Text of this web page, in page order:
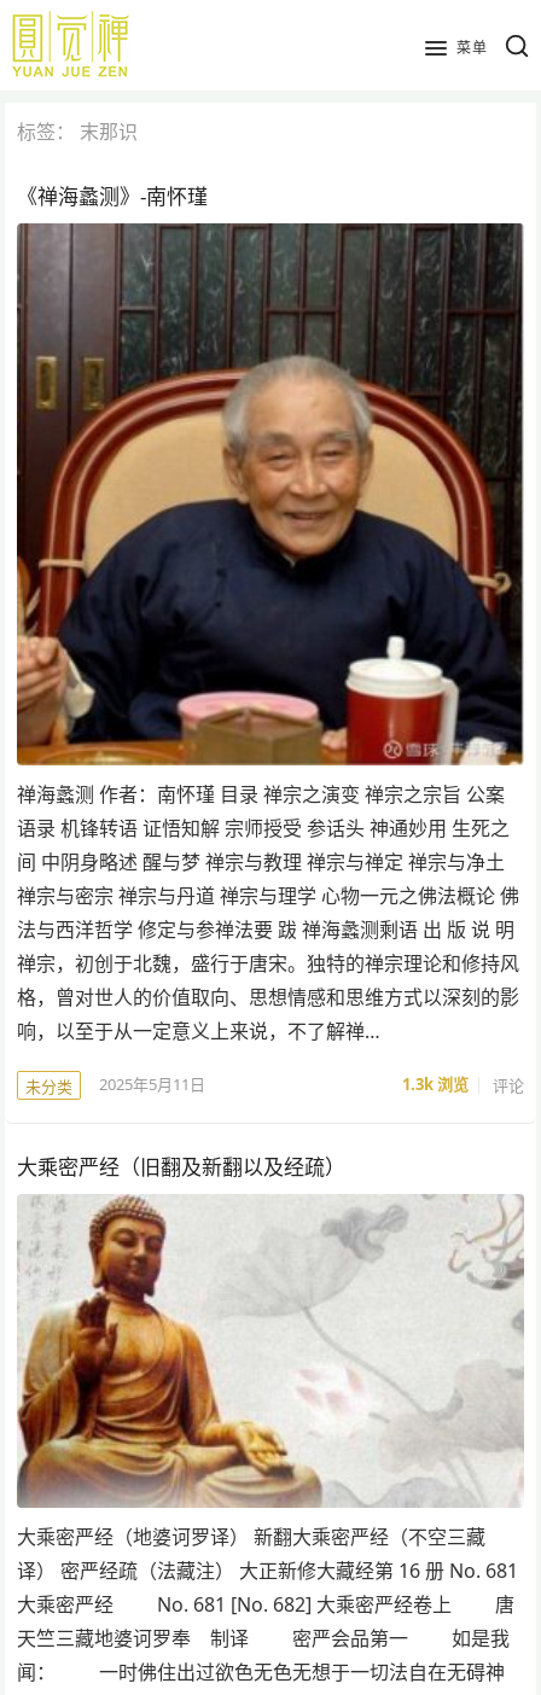
跳
主
内
菜单
标签： 末那识
《禅海蠡测》-南怀瑾
禅海蠡测 作者：南怀瑾 目录 禅宗之演变 禅宗之宗旨 公案
语录 机锋转语 证悟知解 宗师授受 参话头 神通妙用 生死之
间 中阴身略述 醒与梦 禅宗与教理 禅宗与禅定 禅宗与净土
禅宗与密宗 禅宗与丹道 禅宗与理学 心物一元之佛法概论 佛
法与西洋哲学 修定与参禅法要 跋 禅海蠡测剩语 出 版 说 明
禅宗，初创于北魏，盛行于唐宋。独特的禅宗理论和修持风
格，曾对世人的价值取向、思想情感和思维方式以深刻的影
响，以至于从一定意义上来说，不了解禅…
未分类 2025年5月11日 1.3k浏览 评论
大乘密严经（旧翻及新翻以及经疏）
大乘密严经（地婆诃罗译） 新翻大乘密严经（不空三藏
译） 密严经疏（法藏注） 大正新修大藏经第 16 册 No. 681
大乘密严经 No. 681 [No. 682] 大乘密严经卷上 唐
天竺三藏地婆诃罗奉 制译 密严会品第一 如是我
闻： 一时佛住出过欲色无色无想于一切法自在无碍神